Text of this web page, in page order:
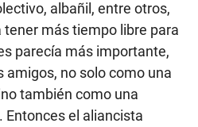
albañil, entre otros,
más tiempo libre para
parecía más importante,
amigos, no solo como una
también como una
el aliancista